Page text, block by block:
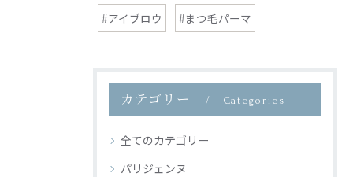
#アイブロウ #まつ毛パーマ
カテゴリー Categories
全てのカテゴリー
パリジェンヌ